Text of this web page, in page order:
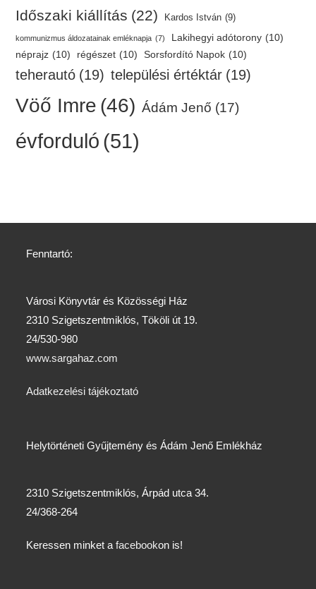
Időszaki kiállítás (22) Kardos István (9)
kommunizmus áldozatainak emléknapja (7) Lakihegyi adótorony (10)
néprajz (10) régészet (10) Sorsfordító Napok (10)
teherautó (19) települési értéktár (19)
Vöő Imre (46) Ádám Jenő (17)
évforduló (51)
Fenntartó:
Városi Könyvtár és Közösségi Ház
2310 Szigetszentmiklós, Tököli út 19.
24/530-980
www.sargahaz.com
Adatkezelési tájékoztató
Helytörténeti Gyűjtemény és Ádám Jenő Emlékház
2310 Szigetszentmiklós, Árpád utca 34.
24/368-264
Keressen minket afacebookon is!